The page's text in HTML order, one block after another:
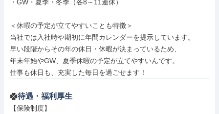
・GW・夏季・冬季（各8～11連休）
＜休暇の予定が立てやすいことも特徴＞
当社では入社時や期初に年間カレンダーを提示しています。
早い段階からその年の休日・休暇が決まっているため、
年末年始やGW、夏季休暇の予定が立てやすいんです。
仕事も休日も、充実した毎日を過ごせます！
待遇・福利厚生
【保険制度】